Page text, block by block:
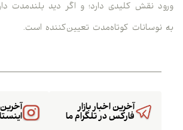
ورود نقش کلیدی دارد؛ و اگر دید بلندمدت
به نوسانات کوتاه‌مدت تعیین‌کننده است.
آخرین اخبار بازار
فارکس در تلگرام ما